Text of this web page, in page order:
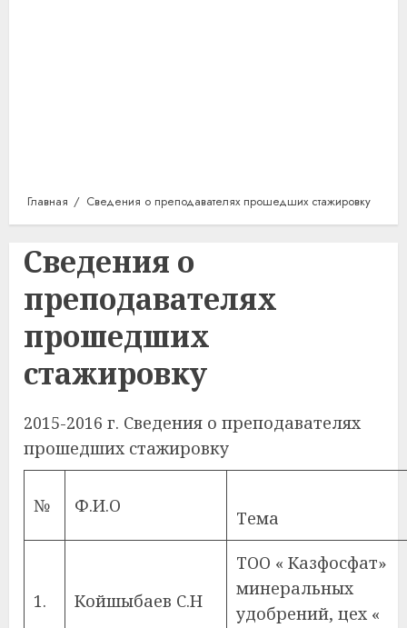
Главная Сведения о преподавателях прошедших стажировку
Сведения о
преподавателях
прошедших
стажировку
2015-2016 г. Сведения о преподавателях
прошедших стажировку
№ Ф.И.О
Тема
1. Койшыбаев С.Н
ТОО « Казфосфат»
минеральных
удобрений, цех «